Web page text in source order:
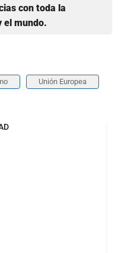
con toda la
el mundo.
Unión Europea